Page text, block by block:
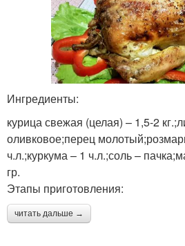
Ингредиенты:
курица свежая (целая) – 1,5-2
оливковое;перец
ч.л.;куркума – 1 ч.л.;соль –
гр.
Этапы приготовления:
читать дальше →